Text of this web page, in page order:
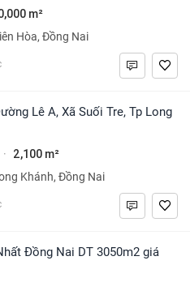
m²
Hòa, Đồng Nai
· 2,100 m²
Khánh, Đồng Nai